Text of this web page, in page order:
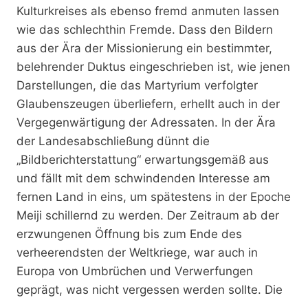
Kulturkreises als ebenso fremd anmuten lassen
wie das schlechthin Fremde. Dass den Bildern
aus der Ära der Missionierung ein bestimmter,
belehrender Duktus eingeschrieben ist, wie jenen
Darstellungen, die das Martyrium verfolgter
Glaubenszeugen überliefern, erhellt auch in der
Vergegenwärtigung der Adressaten. In der Ära
der Landesabschließung dünnt die
„Bildberichterstattung“ erwartungsgemäß aus
und fällt mit dem schwindenden Interesse am
fernen Land in eins, um spätestens in der Epoche
Meiji schillernd zu werden. Der Zeitraum ab der
erzwungenen Öffnung bis zum Ende des
verheerendsten der Weltkriege, war auch in
Europa von Umbrüchen und Verwerfungen
geprägt, was nicht vergessen werden sollte. Die